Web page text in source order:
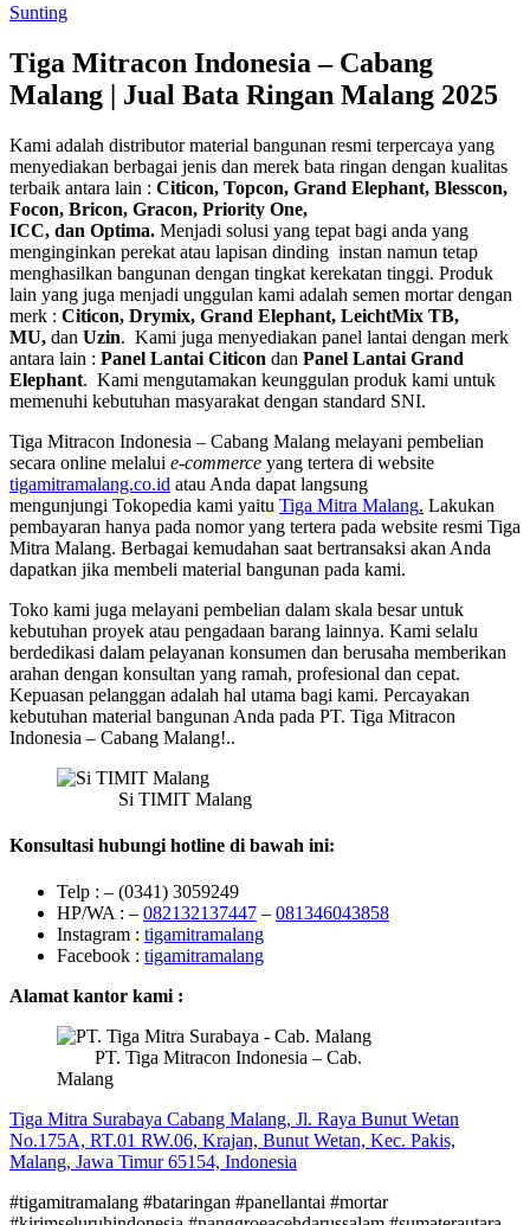
Sunting
Tiga Mitracon Indonesia – Cabang
Malang | Jual Bata Ringan Malang 2025
Kami adalah distributor material bangunan resmi terpercaya yang
menyediakan berbagai jenis dan merek bata ringan dengan kualitas
terbaik antara lain : Citicon, Topcon, Grand Elephant, Blesscon,
Focon, Bricon, Gracon, Priority One,
ICC, dan Optima. Menjadi solusi yang tepat bagi anda yang
menginginkan perekat atau lapisan dinding instan namun tetap
menghasilkan bangunan dengan tingkat kerekatan tinggi. Produk
lain yang juga menjadi unggulan kami adalah semen mortar dengan
merk : Citicon, Drymix, Grand Elephant, LeichtMix TB,
MU, dan Uzin. Kami juga menyediakan panel lantai dengan merk
antara lain : Panel Lantai Citicon dan Panel Lantai Grand
Elephant. Kami mengutamakan keunggulan produk kami untuk
memenuhi kebutuhan masyarakat dengan standard SNI.
Tiga Mitracon Indonesia – Cabang Malang melayani pembelian
secara online melalui e-commerce yang tertera di website
tigamitramalang.co.id atau Anda dapat langsung
mengunjungi Tokopedia kami yaitu Tiga Mitra Malang. Lakukan
pembayaran hanya pada nomor yang tertera pada website resmi Tiga
Mitra Malang. Berbagai kemudahan saat bertransaksi akan Anda
dapatkan jika membeli material bangunan pada kami.
Toko kami juga melayani pembelian dalam skala besar untuk
kebutuhan proyek atau pengadaan barang lainnya. Kami selalu
berdedikasi dalam pelayanan konsumen dan berusaha memberikan
arahan dengan konsultan yang ramah, profesional dan cepat.
Kepuasan pelanggan adalah hal utama bagi kami. Percayakan
kebutuhan material bangunan Anda pada PT. Tiga Mitracon
Indonesia – Cabang Malang!..
Si TIMIT Malang
Konsultasi hubungi hotline di bawah ini:
Telp : – (0341) 3059249
HP/WA : – 082132137447 – 081346043858
Instagram : tigamitramalang
Facebook : tigamitramalang
Alamat kantor kami :
PT. Tiga Mitracon Indonesia – Cab.
Malang
Tiga Mitra Surabaya Cabang Malang, Jl. Raya Bunut Wetan
No.175A, RT.01 RW.06, Krajan, Bunut Wetan, Kec. Pakis,
Malang, Jawa Timur 65154, Indonesia
#tigamitramalang #bataringan #panellantai #mortar